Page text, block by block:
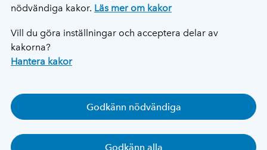
nödvändiga kakor. Läs mer om kakor
Vill du göra inställningar och acceptera delar av
kakorna?
Hantera kakor
Godkänn nödvändiga
Godkänn alla